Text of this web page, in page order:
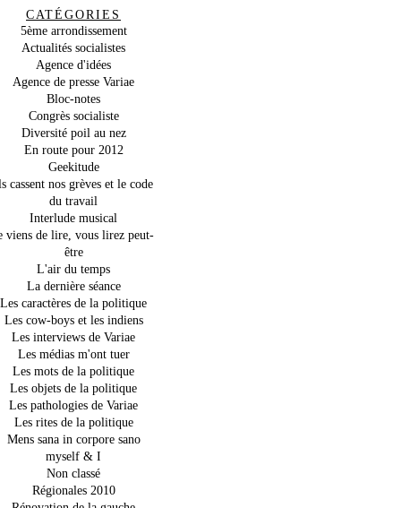
CATÉGORIES
5ème arrondissement
Actualités socialistes
Agence d'idées
Agence de presse Variae
Bloc-notes
Congrès socialiste
Diversité poil au nez
En route pour 2012
Geekitude
cassent nos grèves et le code
du travail
Interlude musical
viens de lire, vous lirez peut-
être
L'air du temps
La dernière séance
Les caractères de la politique
Les cow-boys et les indiens
Les interviews de Variae
Les médias m'ont tuer
Les mots de la politique
Les objets de la politique
Les pathologies de Variae
Les rites de la politique
Mens sana in corpore sano
myself & I
Non classé
Régionales 2010